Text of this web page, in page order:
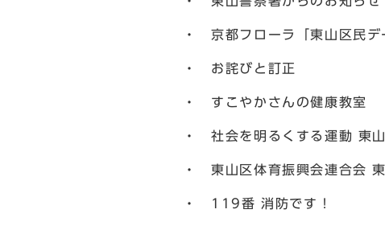
・ 京都フローラ「東山区民デ
・ お詫びと訂正
・ すこやかさんの健康教室
・ 社会を明るくする運動 東
・ 東山区体育振興会連合会
・ 119番 消防です！